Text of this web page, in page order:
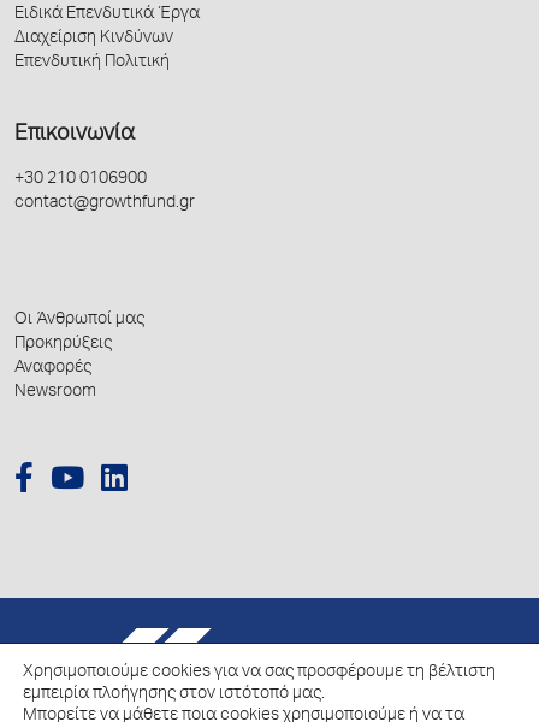
Ειδικά Επενδυτικά Έργα
Διαχείριση Κινδύνων
Επενδυτική Πολιτική
Επικοινωνία
+30 210 0106900
contact@growthfund.gr
Οι Άνθρωποί μας
Προκηρύξεις
Αναφορές
Newsroom
Πολιτική για την επεξεργασία των Δεδομένων Προσωπικού Χαρακτήρα
Χρησιμοποιούμε cookies για να σας προσφέρουμε τη βέλτιστη
εμπειρία πλοήγησης στον ιστότοπό μας.
Μπορείτε να μάθετε ποια cookies χρησιμοποιούμε ή να τα